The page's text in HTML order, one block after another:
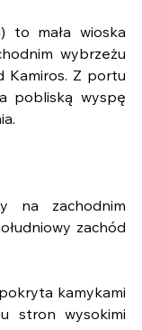
to mała wioska
wybrzeżu
Kamiros. Z portu
pobliską wyspę
na zachodnim
zachód
kamykami
stron wysokimi